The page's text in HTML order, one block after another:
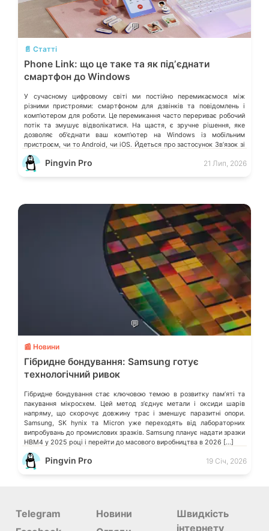
💬
📄 Статті
Phone Link: що це таке та як підʼєднати
смартфон до Windows
У сучасному цифровому світі ми постійно перемикаємося між
різними пристроями: смартфоном для дзвінків та повідомлень і
компʼютером для роботи. Це перемикання часто перериває робочий
потік та змушує відволікатися. На щастя, є зручне рішення, яке
дозволяє обʼєднати ваш компʼютер на Windows із мобільним
пристроєм, чи то Android, чи iOS. Йдеться про застосунок Звʼязок зі
смартфоном (Phone Link) від Microsoft, що перетворює ваш ПК на
своєрідний «міст» до функцій смартфона.
Pingvin Pro 21 Лип, 2026
💬
📰 Новини
Гібридне бондування: Samsung готує
технологічний ривок
Гібридне бондування стає ключовою темою в розвитку памʼяті та
пакування мікросхем. Цей метод зʼєднує метали і оксиди шарів
напряму, що скорочує довжину трас і зменшує паразитні опори.
Samsung, SK hynix та Micron уже переходять від лабораторних
випробувань до промислових зразків. Samsung планує надати зразки
HBM4 у 2025 році і перейти до масового виробництва в 2026 […]
Pingvin Pro 19 Січ, 2026
Telegram
Новини
Швидкість
інтернету